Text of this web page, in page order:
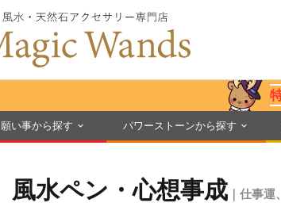
願い事から探す パワーストーンから探す
風水ペン・心想事成 ｜仕事